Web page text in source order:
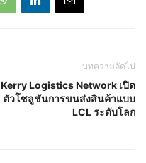
บทความถัดไป
Kerry Logistics Network เปิด
ตัวโซลูชันการขนส่งสินค้าแบบ
LCL ระดับโลก